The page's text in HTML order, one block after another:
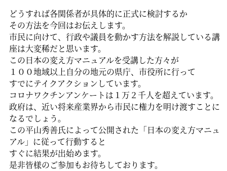
どうすれば各関係者が具体的に正式に検討するか
その方法を今回はお伝えします。
市民に向けて、行政や議員を動かす方法を解説している講
座は大変稀だと思います。
この日本の変え方マニュアルを受講した方々が
１００地域以上自分の地元の県庁、市役所に行って
すでにテイクアクションしています。
コロナワクチンアンケートは１万２千人を超えています。
政府は、近い将来産業界から市民に権力を明け渡すことに
なるでしょう。
この平山秀善氏によって公開された「日本の変え方マニュ
アル」に従って行動すると
すぐに結果が出始めます。
是非皆様のご参加もお待ちしております。